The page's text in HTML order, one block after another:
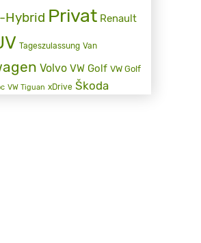
Hybrid Privat Renault
Tageszulassung Van
Volvo VW Golf VW Golf
VW Tiguan xDrive Škoda